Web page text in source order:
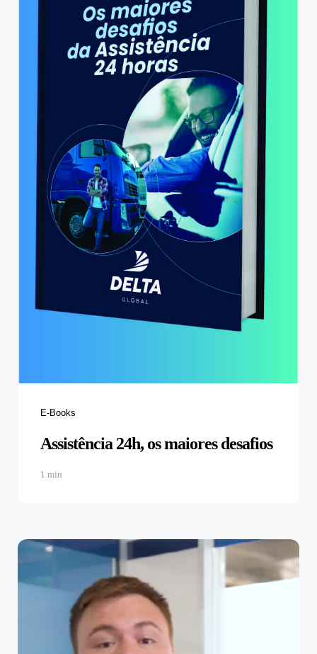
E-Books
Assistência 24h, os maiores desafios
1 min